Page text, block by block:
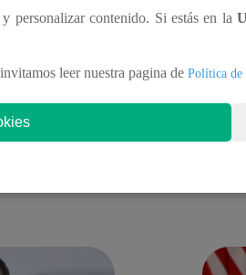
Yo Soy
¡Raphael se
personalizar contenido. Si estás en la
leer nuestra pagina de Política de